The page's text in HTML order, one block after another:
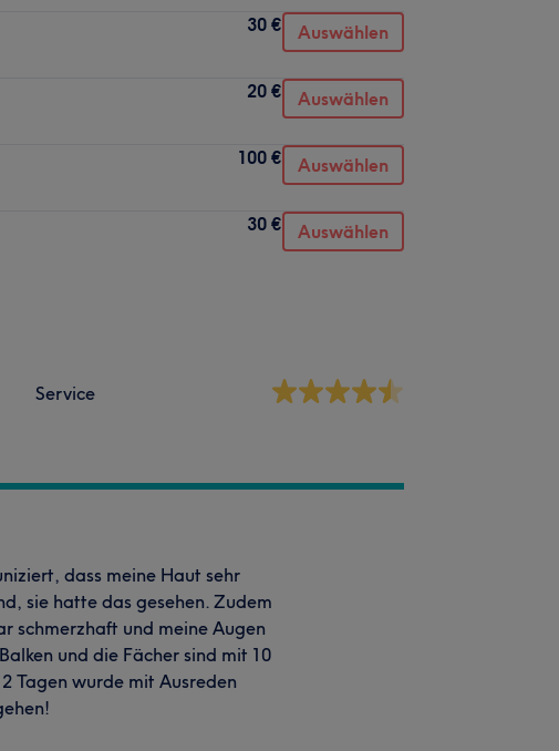
30 € Auswählen
20 € Auswählen
100 € Auswählen
30 € Auswählen
Service
dass meine Haut sehr
sie hatte das gesehen. Zudem
schmerzhaft und meine Augen
und die Fächer sind mit 10
Tagen wurde mit Ausreden